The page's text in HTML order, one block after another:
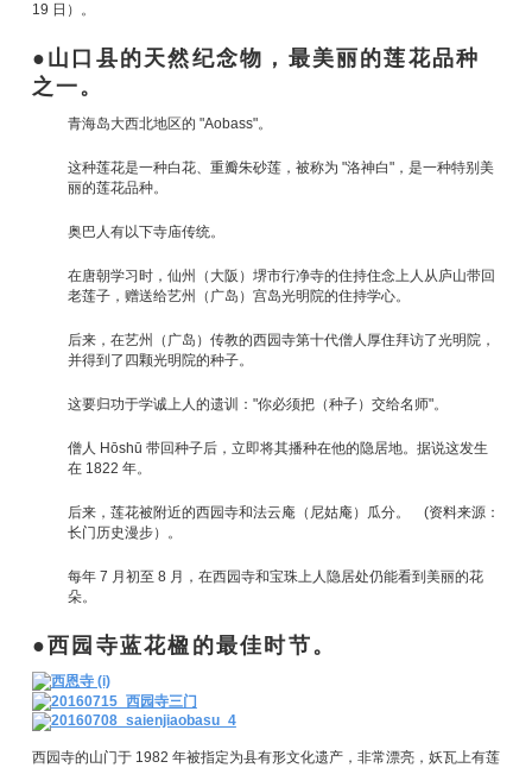
19 日）。
山口县的天然纪念物，最美丽的莲花品种
之一。
青海岛大西北地区的 "Aobass"。
这种莲花是一种白花、重瓣朱砂莲，被称为 "洛神白"，是一种特别美
丽的莲花品种。
奥巴人有以下寺庙传统。
在唐朝学习时，仙州（大阪）堺市行净寺的住持住念上人从庐山带回
老莲子，赠送给艺州（广岛）宫岛光明院的住持学心。
后来，在艺州（广岛）传教的西园寺第十代僧人厚住拜访了光明院，
并得到了四颗光明院的种子。
这要归功于学诚上人的遗训："你必须把（种子）交给名师"。
僧人 Hōshū 带回种子后，立即将其播种在他的隐居地。据说这发生
在 1822 年。
后来，莲花被附近的西园寺和法云庵（尼姑庵）瓜分。 (资料来源：
长门历史漫步）。
每年 7 月初至 8 月，在西园寺和宝珠上人隐居处仍能看到美丽的花
朵。
西园寺蓝花楹的最佳时节。
西园寺的山门于 1982 年被指定为县有形文化遗产，非常漂亮，妖瓦上有莲